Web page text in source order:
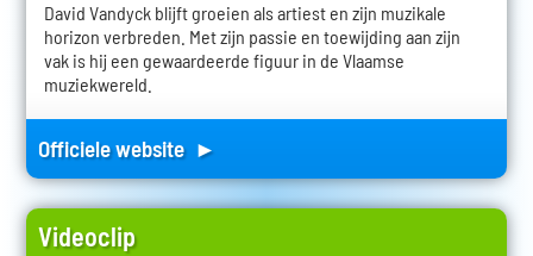
David Vandyck blijft groeien als artiest en zijn muzikale
horizon verbreden. Met zijn passie en toewijding aan zijn
vak is hij een gewaardeerde figuur in de Vlaamse
muziekwereld.
Officiele website ►
Videoclip